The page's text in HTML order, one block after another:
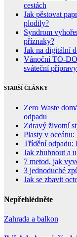
cestách
Jak pěstovat
plodily?
Syndrom
příznaky?
Jak na digitální
Vánoční TO-
sváteční přípravy
STARŠÍ ČLÁNKY
Zero Waste
odpadu
Zdravý životní
Plasty v
Třídění odpadu:
Jak zhubnout a
7 metod, jak
3 jednoduché
Jak se zbavit
Nepřehlédněte
Zahrada a balkon